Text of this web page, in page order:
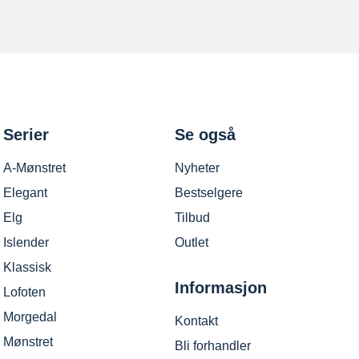
Serier
A-Mønstret
Elegant
Elg
Islender
Klassisk
Lofoten
Morgedal
Mønstret
Se også
Nyheter
Bestselgere
Tilbud
Outlet
Informasjon
Kontakt
Bli forhandler